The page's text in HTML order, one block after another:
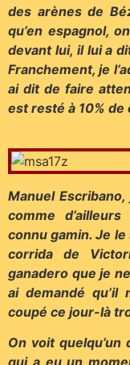
des arènes de
qu’en espagnol,
devant lui, il lui a
Franchement, je
ai dit de faire
est resté à 10% de
Manuel
comme
connu gamin. Je
corrida de
ganadero que je
ai demandé qu’il
coupé ce jour-là
On voit
qui a eu un